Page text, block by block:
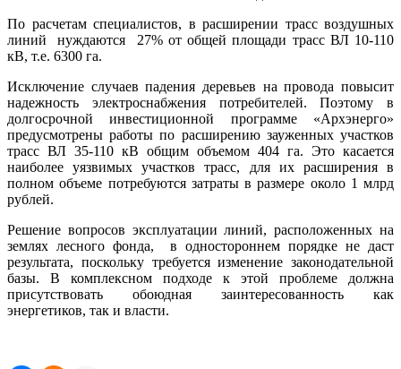
По расчетам специалистов, в расширении трасс воздушных
линий нуждаются 27% от общей площади трасс ВЛ 10-110
кВ, т.е. 6300 га.
Исключение случаев падения деревьев на провода повысит
надежность электроснабжения потребителей. Поэтому в
долгосрочной инвестиционной программе «Архэнерго»
предусмотрены работы по расширению зауженных участков
трасс ВЛ 35-110 кВ общим объемом 404 га. Это касается
наиболее уязвимых участков трасс, для их расширения в
полном объеме потребуются затраты в размере около 1 млрд
рублей.
Решение вопросов эксплуатации линий, расположенных на
землях лесного фонда, в одностороннем порядке не даст
результата, поскольку требуется изменение законодательной
базы. В комплексном подходе к этой проблеме должна
присутствовать обоюдная заинтересованность как
энергетиков, так и власти.